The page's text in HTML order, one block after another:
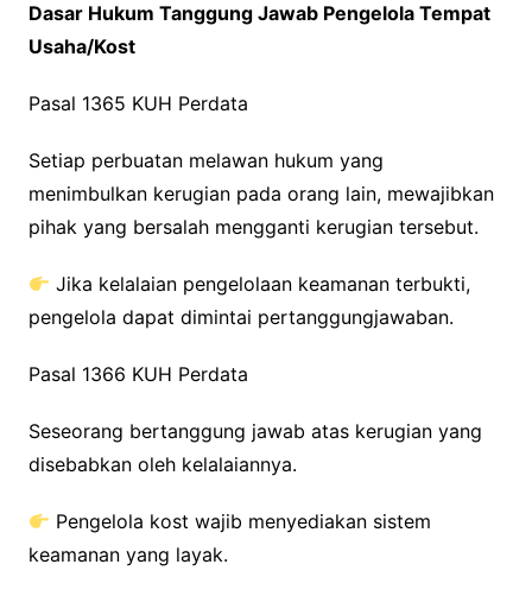
Dasar Hukum Tanggung Jawab Pengelola Tempat
Usaha/Kost
Pasal 1365 KUH Perdata
Setiap perbuatan melawan hukum yang
menimbulkan kerugian pada orang lain, mewajibkan
pihak yang bersalah mengganti kerugian tersebut.
Jika kelalaian pengelolaan keamanan terbukti,
pengelola dapat dimintai pertanggungjawaban.
Pasal 1366 KUH Perdata
Seseorang bertanggung jawab atas kerugian yang
disebabkan oleh kelalaiannya.
Pengelola kost wajib menyediakan sistem
keamanan yang layak.